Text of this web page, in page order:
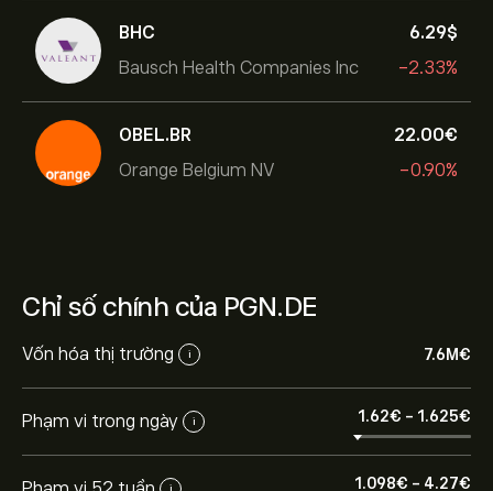
BHC
Bausch Health Companies Inc
6.29‎$‎
-2.33%
OBEL.BR
Orange Belgium NV
22.00‎€‎
-0.90%
Chỉ số chính của PGN.DE
Vốn hóa thị trường i 7.6M‎€‎
Phạm vi trong ngày i 1.62‎€‎ - 1.625‎€‎
i 1.098‎€‎ - 4.27‎€‎